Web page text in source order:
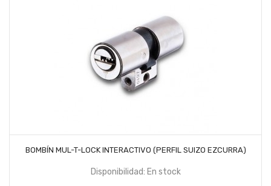
AÑADIR AL CARRITO
BOMBÍN MUL-T-LOCK INTERACTIVO (PERFIL SUIZO EZCURRA)
Disponibilidad: En stock